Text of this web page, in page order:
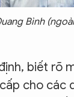
Bình
biết rõ
cho các